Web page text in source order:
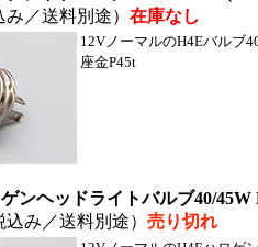
／送料別途） 在庫なし
12VノーマルのH4Eバルブ
座金P45t
ンヘッドライトバルブ40/45W
み／送料別途） 売り切れ